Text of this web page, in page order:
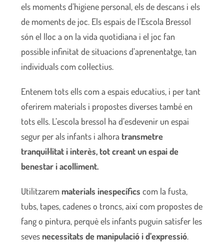
els moments d’higiene personal, els de descans i els
de moments de joc. Els espais de l’Escola Bressol
són el lloc a on la vida quotidiana i el joc fan
possible infinitat de situacions d’aprenentatge, tan
individuals com col·lectius.
Entenem tots ells com a espais educatius, i per tant
oferirem materials i propostes diverses també en
tots ells. L’escola bressol ha d’esdevenir un espai
segur per als infants i alhoratransmetre
tranquil·litat i interès, tot creant un espai de
benestar i acolliment.
Utilitzarem materials inespecífics com la fusta,
tubs, tapes, cadenes o troncs, així com propostes de
fang o pintura, perquè els infants puguin satisfer les
seves necessitats de manipulació i d’expressió.